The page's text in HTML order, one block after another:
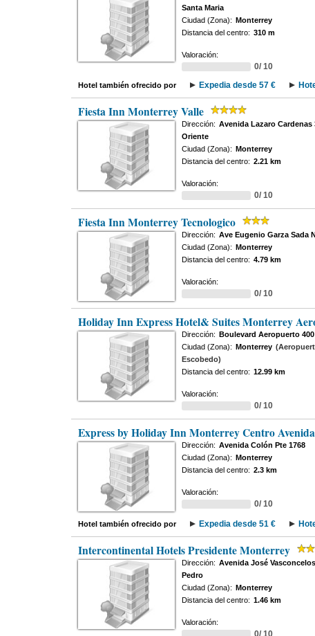
Santa Maria
Ciudad (Zona): Monterrey
Distancia del centro: 310 m
Valoración:
0/ 10
Hotel también ofrecido por Expedia desde 57 €
Fiesta Inn Monterrey Valle
Dirección: Avenida Lazaro Cardenas
Oriente
Ciudad (Zona): Monterrey
Distancia del centro: 2.21 km
Valoración:
0/ 10
Fiesta Inn Monterrey Tecnologico
Dirección: Ave Eugenio Garza Sada
Ciudad (Zona): Monterrey
Distancia del centro: 4.79 km
Valoración:
0/ 10
Holiday Inn Express Hotel& Suites Monterrey
Dirección: Boulevard Aeropuerto 400
Ciudad (Zona): Monterrey
Escobedo)
Distancia del centro: 12.99 km
Valoración:
0/ 10
Express by Holiday Inn Monterrey Centro
Dirección: Avenida Colón Pte 1768
Ciudad (Zona): Monterrey
Distancia del centro: 2.3 km
Valoración:
0/ 10
Hotel también ofrecido por Expedia desde 51 €
Intercontinental Hotels Presidente Monterrey
Dirección: Avenida José
Pedro
Ciudad (Zona): Monterrey
Distancia del centro: 1.46 km
Valoración:
0/ 10